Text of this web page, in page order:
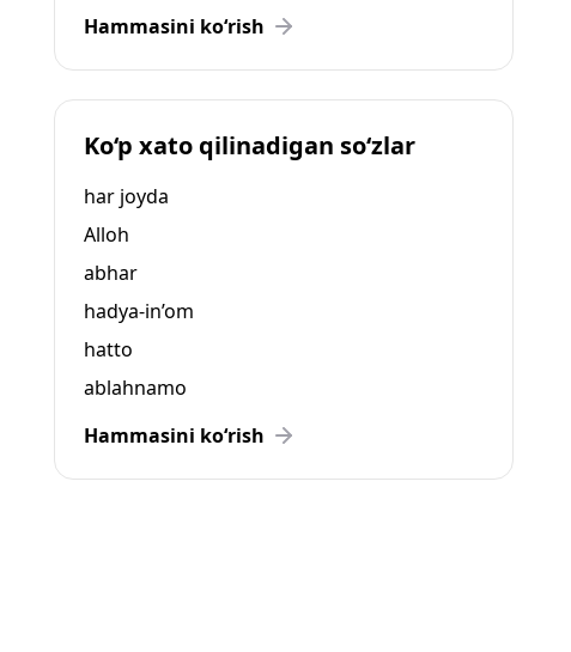
Hammasini ko‘rish
Ko‘p xato qilinadigan so‘zlar
har joyda
Alloh
abhar
hadya-in’om
hatto
ablahnamo
Hammasini ko‘rish